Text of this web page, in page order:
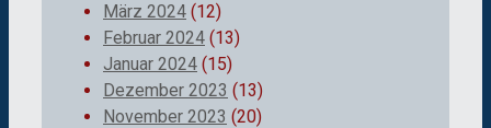
März 2024 (12)
Februar 2024 (13)
Januar 2024 (15)
Dezember 2023 (13)
November 2023 (20)